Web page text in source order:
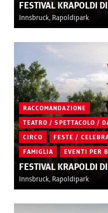
FESTIVAL KRAPOLDI
Innsbruck, Rapoldipark
RACCOMANDAZIONE
TEATRO / SPETTACOLO /
CIRCO FESTE /
FAMIGLIA EVENTI PER
FESTIVAL KRAPOLDI
Innsbruck, Rapoldipark